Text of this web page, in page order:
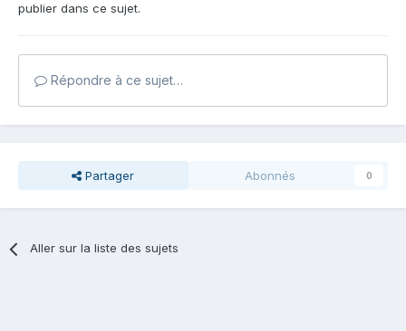
publier dans ce sujet.
Répondre à ce sujet…
Partager Abonnés 0
Aller sur la liste des sujets